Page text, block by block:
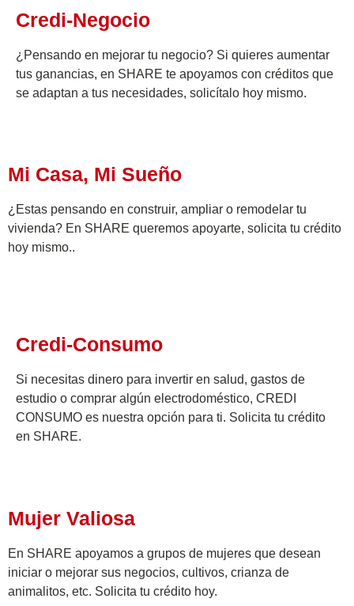
Credi-Negocio
¿Pensando en mejorar tu negocio? Si quieres aumentar
tus ganancias, en SHARE te apoyamos con créditos que
se adaptan a tus necesidades, solicítalo hoy mismo.
Mi Casa, Mi Sueño
¿Estas pensando en construir, ampliar o remodelar tu
vivienda? En SHARE queremos apoyarte, solicita tu crédito
hoy mismo.​​.
Credi-Consumo
Si necesitas dinero para invertir en salud, gastos de
estudio o comprar algún electrodoméstico, CREDI
CONSUMO es nuestra opción para ti. Solicita tu crédito
en SHARE.​
Mujer Valiosa
En SHARE apoyamos a grupos de mujeres que desean
iniciar o mejorar sus negocios, cultivos, crianza de
animalitos, etc. Solicita tu crédito hoy.​